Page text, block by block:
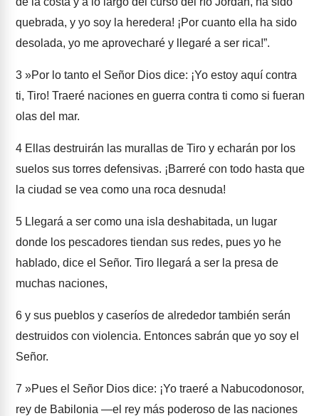
quebrada, y yo soy la heredera! ¡Por cuanto ella ha sido
desolada, yo me aprovecharé y llegaré a ser rica!”.
3 »Por lo tanto el Señor Dios dice: ¡Yo estoy aquí contra
ti, Tiro! Traeré naciones en guerra contra ti como si fueran
olas del mar.
4 Ellas destruirán las murallas de Tiro y echarán por los
suelos sus torres defensivas. ¡Barreré con todo hasta que
la ciudad se vea como una roca desnuda!
5 Llegará a ser como una isla deshabitada, un lugar
donde los pescadores tiendan sus redes, pues yo he
hablado, dice el Señor. Tiro llegará a ser la presa de
muchas naciones,
6 y sus pueblos y caseríos de alrededor también serán
destruidos con violencia. Entonces sabrán que yo soy el
Señor.
7 »Pues el Señor Dios dice: ¡Yo traeré a Nabucodonosor,
rey de Babilonia —el rey más poderoso de las naciones